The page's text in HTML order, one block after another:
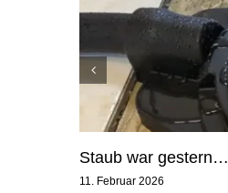
Staub war gestern…
11. Februar 2026